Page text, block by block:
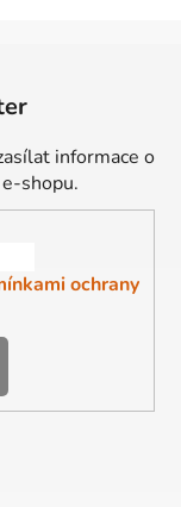
informace o
shopu.
ochrany